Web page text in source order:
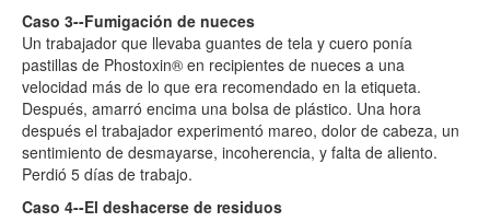
Caso 3--Fumigación de nueces
Un trabajador que llevaba guantes de tela y cuero ponía
pastillas de Phostoxin® en recipientes de nueces a una
velocidad más de lo que era recomendado en la etiqueta.
Después, amarró encima una bolsa de plástico. Una hora
después el trabajador experimentó mareo, dolor de cabeza, un
sentimiento de desmayarse, incoherencia, y falta de aliento.
Perdió 5 días de trabajo.
Caso 4--El deshacerse de residuos